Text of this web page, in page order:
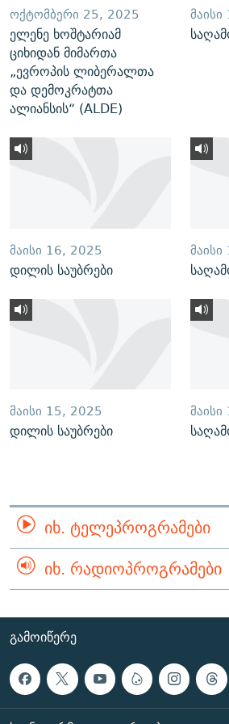
ᲝᲥᲢᲝᲛᲑᲔᲠᲘ 25, 2025
ელენე ხოშტარიამ
ციხიდან მიმართა
„ევროპის ლიბერალთა
და დემოკრატთა
ალიანსის“ (ALDE)
ᲛᲐᲘᲡᲘ 16, 2025
დილის საუბრები
ᲛᲐᲘᲡᲘ 15, 2025
დილის საუბრები
ᲘᲮ. ᲢᲔᲚᲔᲞᲠᲝᲒᲠᲐᲛᲔᲑᲘ
ᲘᲮ. ᲠᲐᲓᲘᲝᲞᲠᲝᲒᲠᲐᲛᲔᲑᲘ
ᲒᲐᲛᲝᲘᲬᲔᲠᲔ